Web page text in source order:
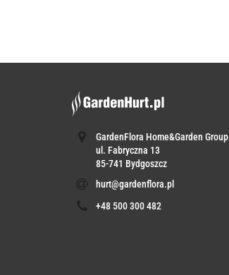
GardenFlora Home&Garden Group
ul. Fabryczna 13
85-741 Bydgoszcz
hurt@gardenflora.pl
+48 500 300 482